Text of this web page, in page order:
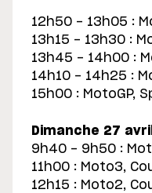
12h50 - 13h05 :
13h15 - 13h30 :
13h45 - 14h00 :
14h10 - 14h25 :
15h00 : MotoGP,
Dimanche 27
9h40 - 9h50 :
11h00 : Moto3,
12h15 : Moto2,